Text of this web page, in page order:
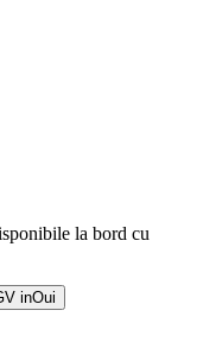
la bord cu
inOui